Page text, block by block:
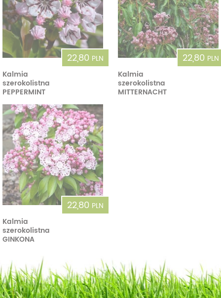
22,80 PLN
Kalmia
szerokolistna
PEPPERMINT
22,80 PLN
Kalmia
szerokolistna
MITTERNACHT
22,80 PLN
Kalmia
szerokolistna
GINKONA